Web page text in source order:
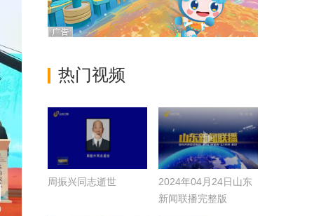
热门视频
周振兴同志逝世
2024年04月24日山东
新闻联播完整版